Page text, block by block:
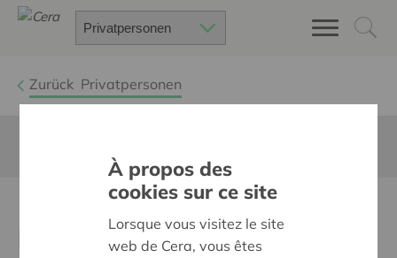
Zurück Privatpersonen
Inoubliables, l'un pour
À propos des
cookies sur ce site
Lorsque vous visitez le site
web de Cera, vous êtes